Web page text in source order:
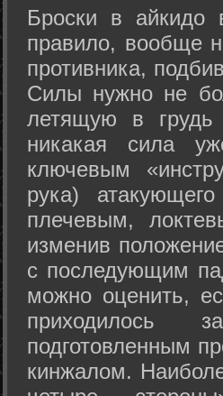
Броски в айкидо
правило, вообще
противника,
Силы нужно не
летящую в грудь
никакая сила
ключевым
рука)
плечевым,
изменив
с последующим
можно оценить,
приходилось
подготовленным
кинжалом.